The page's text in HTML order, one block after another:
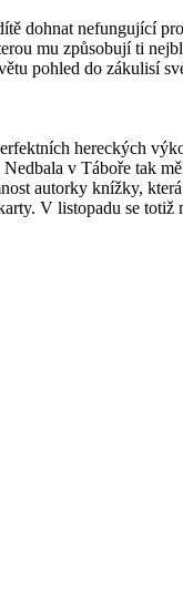
dohnat nefungující
mu způsobují ti
pohled do zákulisí
hereckých
v Táboře tak
autorky knížky,
V listopadu se